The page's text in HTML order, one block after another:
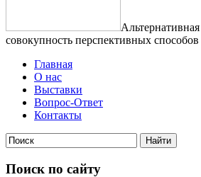
совокупность перспективных
Главная
О нас
Выставки
Вопрос-Ответ
Контакты
Поиск по сайту